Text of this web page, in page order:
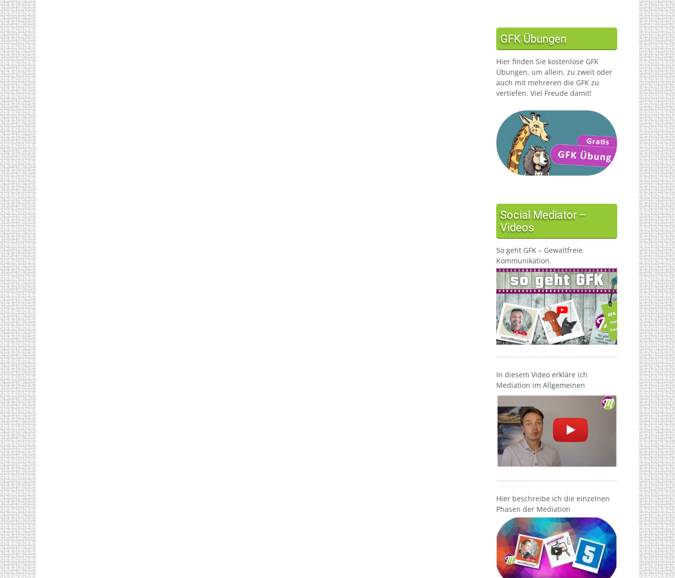
GFK Übungen
Hier finden Sie kostenlose GFK
Übungen, um allein, zu zweit oder
auch mit mehreren die GFK zu
vertiefen. Viel Freude damit!
Social Mediator –
Videos
So geht GFK – Gewaltfreie
Kommunikation.
In diesem Video erkläre ich
Mediation im Allgemeinen
Hier beschreibe ich die einzelnen
Phasen der Mediation